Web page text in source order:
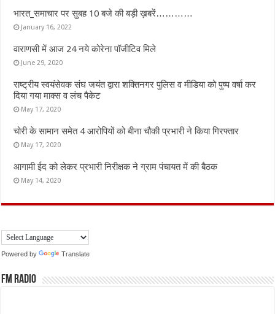
भारत_समाचार पर सुबह 10 बजे की बड़ी ख़बरें…………
January 16, 2022
वाराणसी में आज 24 नये कोरेना पॉजीटिव मिले
June 29, 2020
राष्ट्रीय स्वयंसेवक संघ जयंत द्वारा शक्तिनगर पुलिस व मीडिया को पुष्प वर्षा कर
दिया गया माक्स व लंच पैकेट
May 17, 2020
चोरी के सामान समेत 4 आरोपियों को बीना चौकी प्रभारी ने किया गिरफ्तार
May 17, 2020
आगामी ईद को लेकर प्रभारी निरीक्षक ने ग्राम पंचायत में की बैठक
May 14, 2020
Powered by Translate
FM Radio